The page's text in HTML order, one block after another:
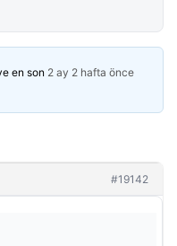
en son 2 ay 2 hafta önce
#19142